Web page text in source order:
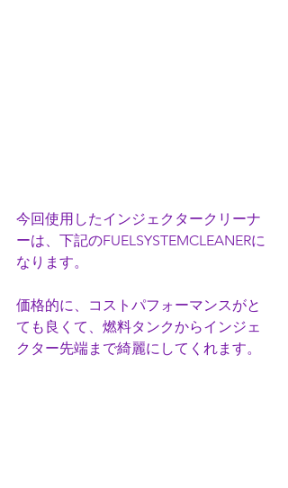
今回使用したインジェクタークリーナ
ーは、下記のFUELSYSTEMCLEANERに
なります。
価格的に、コストパフォーマンスがと
ても良くて、燃料タンクからインジェ
クター先端まで綺麗にしてくれます。